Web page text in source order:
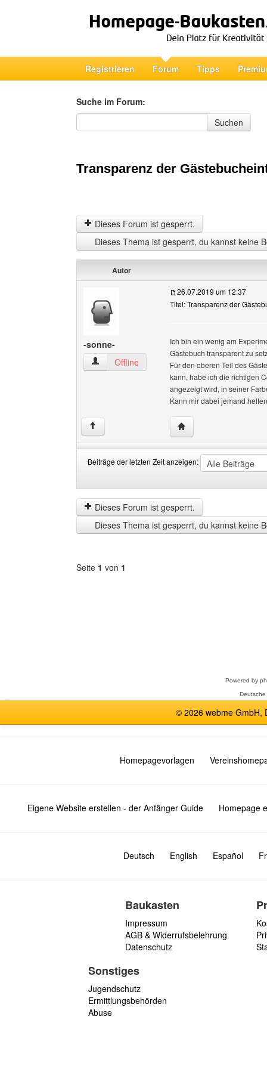
Registrieren Forum Tipps
Suche im Forum:
Suche im Forum
Suchen
Transparenz der
Dieses Forum ist gesperrt.
Dieses Thema ist gesperrt, du kannst keine
Autor
-sonne-
-sonne- Benutzer-Profile anzeigen
Offline
26.07.2019 um 12:37
Titel: Transparenz der
Ich bin ein wenig am
Gästebuch transparent zu
Für den oberen Teil des
kann, habe ich die richtigen
angezeigt wird, in seiner
Kann mir dabei jemand
↑ Website dieses
Beiträge der letzten Zeit anzeigen:
der
letzten
Zeit
anzeigen
by
Dieses Forum ist gesperrt.
Dieses Thema ist gesperrt, du kannst keine
Seite 1 von 1
Powered by
© 2026 webme GmbH,
Homepagevorlagen
Eigene Website erstellen - der Anfänger Guide Homepage
Deutsch English Español
Baukasten
Impressum
AGB & Widerrufsbelehrung
Datenschutz
Sonstiges
Jugendschutz
Ermittlungsbehörden
Abuse